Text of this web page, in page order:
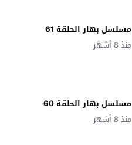
مسلسل بهار الحلقة 61
منذ 8 أشهر
مسلسل بهار الحلقة 60
منذ 8 أشهر